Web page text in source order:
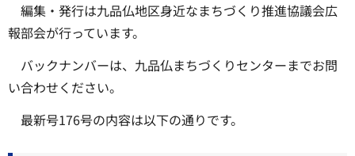
編集・発行は九品仏地区身近なまちづくり推進協議会広
報部会が行っています。
バックナンバーは、九品仏まちづくりセンターまでお問
い合わせください。
最新号176号の内容は以下の通りです。